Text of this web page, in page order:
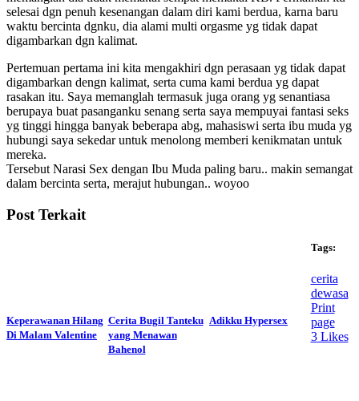
selesai dgn penuh kesenangan dalam diri kami berdua, karna baru
waktu bercinta dgnku, dia alami multi orgasme yg tidak dapat
digambarkan dgn kalimat.
Pertemuan pertama ini kita mengakhiri dgn perasaan yg tidak dapat
digambarkan dengn kalimat, serta cuma kami berdua yg dapat
rasakan itu. Saya memanglah termasuk juga orang yg senantiasa
berupaya buat pasanganku senang serta saya mempuyai fantasi seks
yg tinggi hingga banyak beberapa abg, mahasiswi serta ibu muda yg
hubungi saya sekedar untuk menolong memberi kenikmatan untuk
mereka.
Tersebut Narasi Sex dengan Ibu Muda paling baru.. makin semangat
dalam bercinta serta, merajut hubungan.. woyoo
Post Terkait
Keperawanan Hilang
Di Malam Valentine
Cerita Bugil Tanteku
yang Menawan
Bahenol
Adikku Hypersex
Tags:
cerita
dewasa
Print
page
3Likes